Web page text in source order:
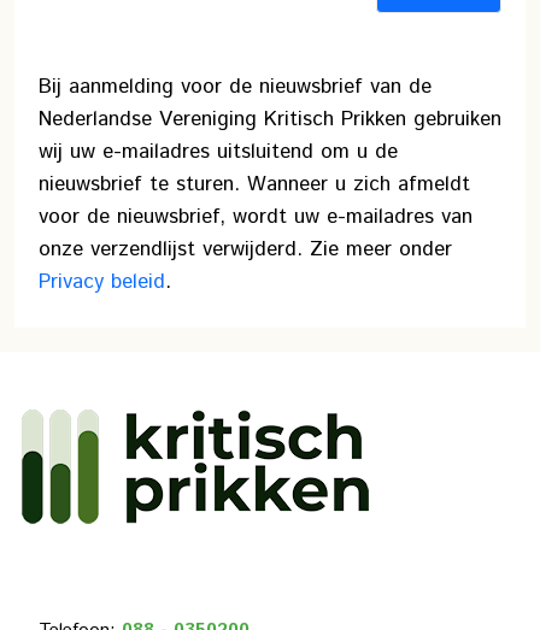
Bij aanmelding voor de nieuwsbrief van de
Nederlandse Vereniging Kritisch Prikken gebruiken
wij uw e-mailadres uitsluitend om u de
nieuwsbrief te sturen. Wanneer u zich afmeldt
voor de nieuwsbrief, wordt uw e-mailadres van
onze verzendlijst verwijderd. Zie meer onder
Privacy beleid.